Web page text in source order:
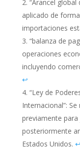
“Arancel global
aplicado de
importaciones
“balanza de
operaciones
incluyendo
↩︎
“Ley de
Internacional”:
previamente
posteriormente
Estados Unidos. ↩︎